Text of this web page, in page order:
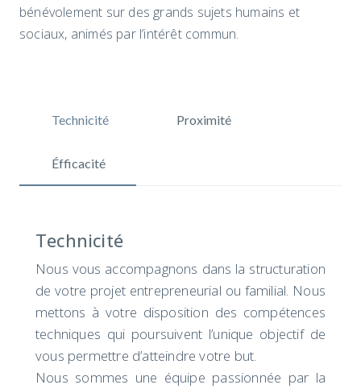
bénévolement sur des grands sujets humains et
sociaux, animés par l’intérêt commun.
Technicité Proximité
Éfficacité
Technicité
Nous vous accompagnons dans la structuration
de votre projet entrepreneurial ou familial. Nous
mettons à votre disposition des compétences
techniques qui poursuivent l’unique objectif de
vous permettre d’atteindre votre but.
Nous sommes une équipe passionnée par la